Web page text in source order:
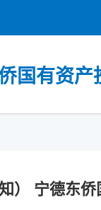
国有资产
知） 宁德东